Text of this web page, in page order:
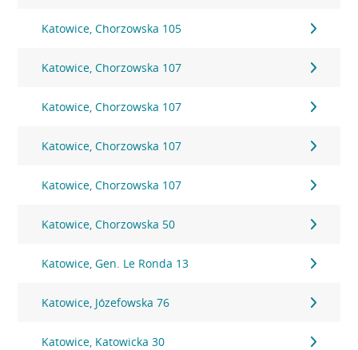
Katowice, Chorzowska 105
Katowice, Chorzowska 107
Katowice, Chorzowska 107
Katowice, Chorzowska 107
Katowice, Chorzowska 107
Katowice, Chorzowska 50
Katowice, Gen. Le Ronda 13
Katowice, Józefowska 76
Katowice, Katowicka 30